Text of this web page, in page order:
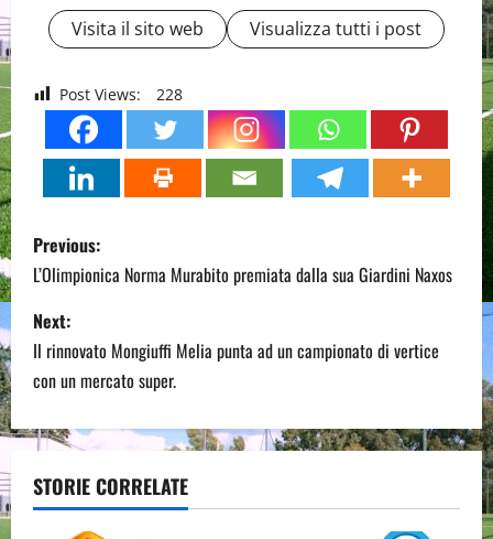
Visita il sito web Visualizza tutti i post
Post Views: 228
P
o
s
t
n
a
v
Previous:
L’Olimpionica Norma Murabito premiata dalla sua Giardini Naxos
Next:
Il rinnovato Mongiuffi Melia punta ad un campionato di vertice
con un mercato super.
STORIE CORRELATE